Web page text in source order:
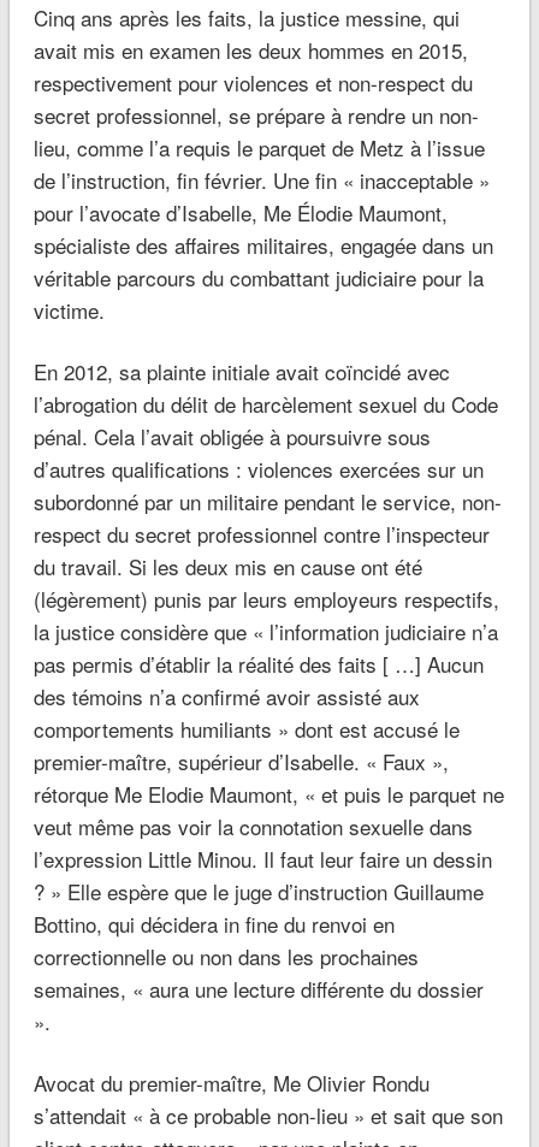
Cinq ans après les faits, la justice messine, qui
avait mis en examen les deux hommes en 2015,
respectivement pour violences et non-respect du
secret professionnel, se prépare à rendre un non-
lieu, comme l’a requis le parquet de Metz à l’issue
de l’instruction, fin février. Une fin « inacceptable »
pour l’avocate d’Isabelle, Me Élodie Maumont,
spécialiste des affaires militaires, engagée dans un
véritable parcours du combattant judiciaire pour la
victime.
En 2012, sa plainte initiale avait coïncidé avec
l’abrogation du délit de harcèlement sexuel du Code
pénal. Cela l’avait obligée à poursuivre sous
d’autres qualifications : violences exercées sur un
subordonné par un militaire pendant le service, non-
respect du secret professionnel contre l’inspecteur
du travail. Si les deux mis en cause ont été
(légèrement) punis par leurs employeurs respectifs,
la justice considère que « l’information judiciaire n’a
pas permis d’établir la réalité des faits [ …] Aucun
des témoins n’a confirmé avoir assisté aux
comportements humiliants » dont est accusé le
premier-maître, supérieur d’Isabelle. « Faux »,
rétorque Me Elodie Maumont, « et puis le parquet ne
veut même pas voir la connotation sexuelle dans
l’expression Little Minou. Il faut leur faire un dessin
? » Elle espère que le juge d’instruction Guillaume
Bottino, qui décidera in fine du renvoi en
correctionnelle ou non dans les prochaines
semaines, « aura une lecture différente du dossier
».
Avocat du premier-maître, Me Olivier Rondu
s’attendait « à ce probable non-lieu » et sait que son